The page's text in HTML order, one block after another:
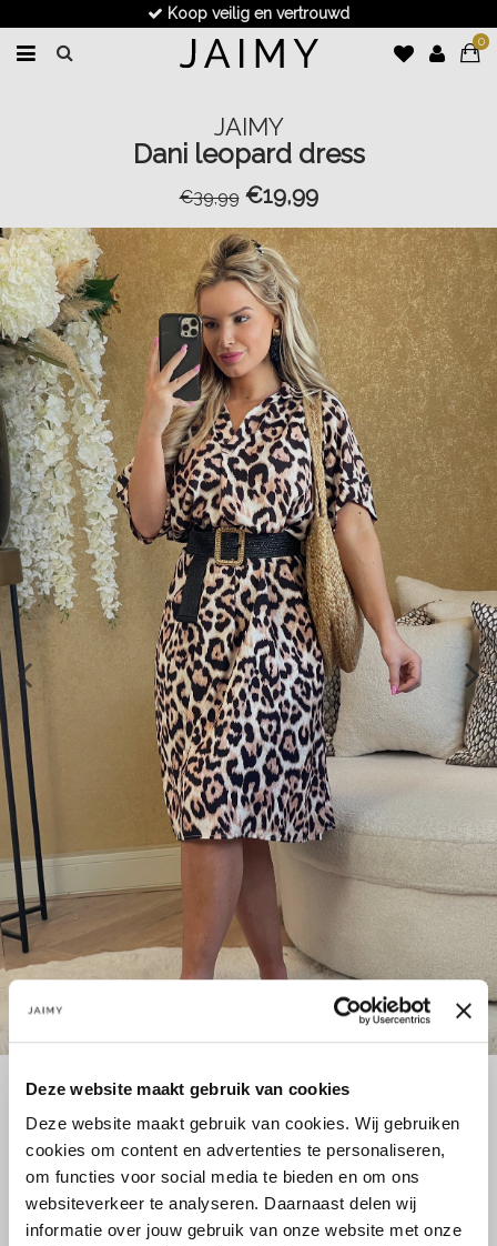
Deze website maakt gebruik van cookies
Deze website maakt gebruik van cookies. Wij gebruiken
cookies om content en advertenties te personaliseren,
om functies voor social media te bieden en om ons
websiteverkeer te analyseren. Daarnaast delen wij
informatie over jouw gebruik van onze website met onze
Koop veilig en vertrouwd
0
JAIMY
Dani leopard dress
€39,99€19,99
LEOPARD LOVE! We zijn helemaal verliefd op de luipaard print
trend! Hoe leuk is deze nieuwe Dani jurk?! Hij is gemaakt van een
luchtige stof waardoor hij perfect is voor de zomer....
Lees meer
Lees meer